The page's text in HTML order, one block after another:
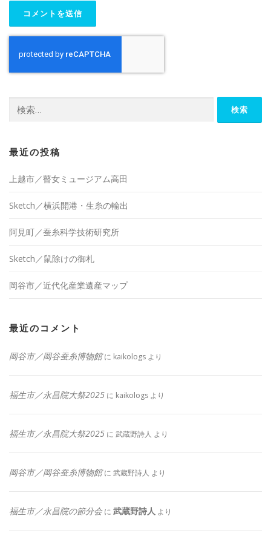
索:
最近の投稿
上越市／瞽女ミュージアム高田
Sketch／横浜開港・生糸の輸出
阿見町／蚕糸科学技術研究所
Sketch／鼠除けの御札
岡谷市／近代化産業遺産マップ
最近のコメント
岡谷市／岡谷蚕糸博物館に kaikologs より
福生市／永昌院大祭2025 に kaikologs より
福生市／永昌院大祭2025 に 武蔵野詩人 より
岡谷市／岡谷蚕糸博物館に 武蔵野詩人 より
福生市／永昌院の節分会に 武蔵野詩人 より